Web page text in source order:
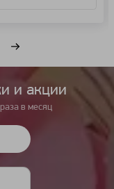
и акции
в месяц